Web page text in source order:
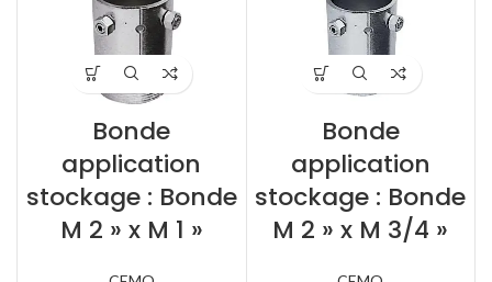
Bonde
application
stockage : Bonde
M 2 » x M 1 »
Bonde
application
stockage : Bonde
M 2 » x M 3/4 »